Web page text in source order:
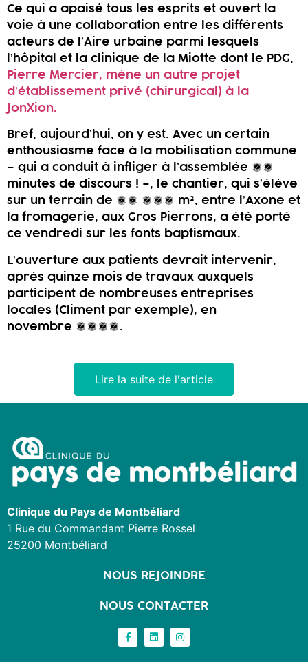
Ce qui a apaisé tous les esprits et ouvert la
voie à une collaboration entre les différents
acteurs de l’Aire urbaine parmi lesquels
l’hôpital et la clinique de la Miotte dont le PDG,
Pierre Mercier, mène un autre projet
d’établissement privé (chirurgical) à la
JonXion.
Bref, aujourd’hui, on y est. Avec un certain
enthousiasme face à la mobilisation commune
– qui a conduit à infliger à l’assemblée 55
minutes de discours ! –, le chantier, qui s’élève
sur un terrain de 12 000 m², entre l’Axone et
la fromagerie, aux Gros Pierrons, a été porté
ce vendredi sur les fonts baptismaux.
L’ouverture aux patients devrait intervenir,
après quinze mois de travaux auxquels
participent de nombreuses entreprises
locales (Climent par exemple), en
novembre 2020.
Lire la suite de l'article
Clinique du Pays de Montbéliard
1 Rue du Commandant Pierre Rossel
25200 Montbéliard
NOUS REJOINDRE
NOUS CONTACTER